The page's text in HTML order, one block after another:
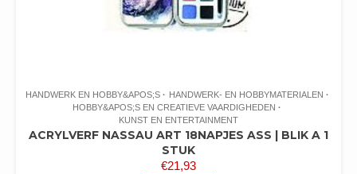
HANDWERK EN HOBBY&APOS;S
HANDWERK- EN HOBBYMATERIALEN
HOBBY&APOS;S EN CREATIEVE VAARDIGHEDEN
KUNST EN ENTERTAINMENT
ACRYLVERF NASSAU ART 18NAPJES ASS | BLIK A 1
STUK
€21,93